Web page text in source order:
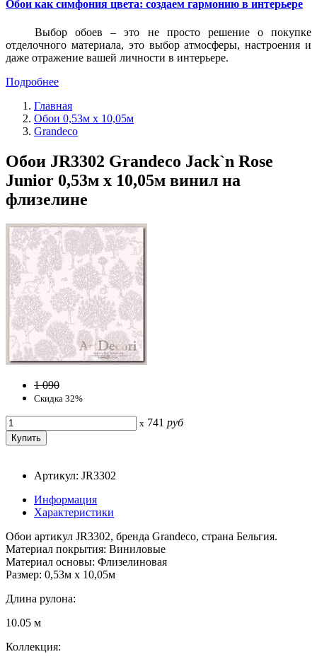
Обои как симфония цвета: создаем гармонию в интерьере
Выбор обоев – это не просто решение о покупке
отделочного материала, это выбор атмосферы, настроения и
даже отражение вашей личности в интерьере.
Подробнее
Главная
Обои 0,53м x 10,05м
Grandeco
Обои JR3302 Grandeco Jack`n Rose
Junior 0,53м x 10,05м винил на
флизелине
1 090
Скидка 32%
x 741 руб
Артикул: JR3302
Информация
Характеристики
Обои артикул JR3302, бренда Grandeco, страна Бельгия.
Материал покрытия: Виниловые
Материал основы: Флизелиновая
Размер: 0,53м x 10,05м
Длина рулона:
10.05 м
Коллекция: